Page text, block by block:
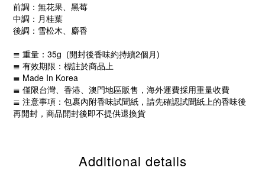
前調：無花果、黑莓
中調：月桂葉
後調：雪松木、麝香
≣ 重量：35g (開封後香味約持續2個月)
≣ 有效期限：標註於商品上
≣ Made In Korea
≣ 僅限台灣、香港、澳門地區販售，海外運費採用重量收費
≣ 注意事項：包裹內附香味試聞紙，請先確認試聞紙上的香味後
再開封，商品開封後即不提供退換貨
Additional details